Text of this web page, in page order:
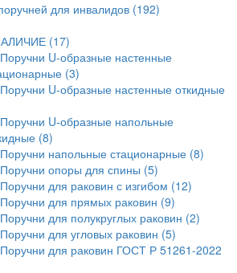
для инвалидов (192)
(17)
U-образные настенные
(3)
U-образные настенные откидные
U-образные напольные
(8)
напольные стационарные (8)
опоры для спины (5)
для раковин с изгибом (12)
для прямых раковин (9)
для полукруглых раковин (2)
для угловых раковин (5)
для раковин ГОСТ Р 51261-2022